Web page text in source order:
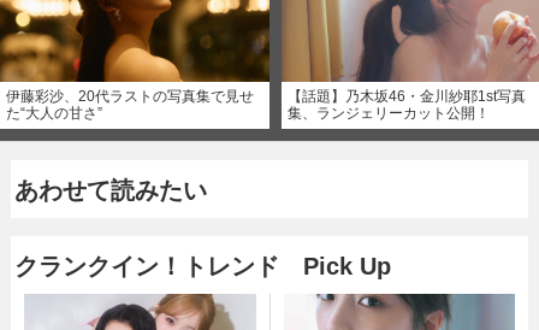
伊藤彩沙、20代ラストの写真集で見せ
た“大人の甘さ”
【話題】乃木坂46・金川紗耶1st写真
集、ランジェリーカット公開！
あわせて読みたい
クランクイン！トレンド Pick Up